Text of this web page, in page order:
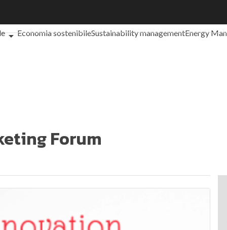
Sostenibilità:
Economia sostenibileSustainability managementEnergy
Forum